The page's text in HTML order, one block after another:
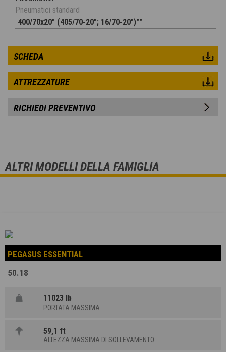
Pneumatici standard
400/70x20" (405/70-20"; 16/70-20")""
SCHEDA
ATTREZZATURE
RICHIEDI PREVENTIVO
ALTRI MODELLI DELLA FAMIGLIA
PEGASUS ESSENTIAL
50.18
11023 lb
PORTATA MASSIMA
59,1 ft
ALTEZZA MASSIMA DI SOLLEVAMENTO